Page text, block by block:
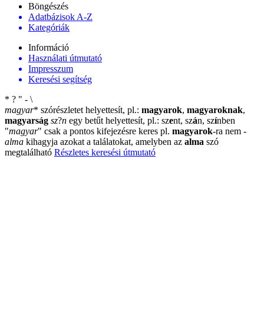
Böngészés
Adatbázisok A-Z
Kategóriák
Információ
Használati útmutató
Impresszum
Keresési segítség
* ? " - \
magyar* szórészletet helyettesít, pl.: magyarok, magyaroknak,
magyarság sz?n egy betűt helyettesít, pl.: szent, szán, színben
"magyar" csak a pontos kifejezésre keres pl. magyarok-ra nem -
alma kihagyja azokat a találatokat, amelyben az alma szó
megtalálható Részletes keresési útmutató